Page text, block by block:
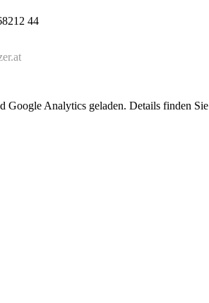
44
Google Analytics geladen. Details finden Sie